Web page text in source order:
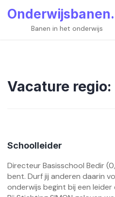
Banen in het onderwijs
Vacature regio:
Schoolleider
Directeur Basisschool Bedir
bent. Durf jij anderen daarin
onderwijs begint bij een